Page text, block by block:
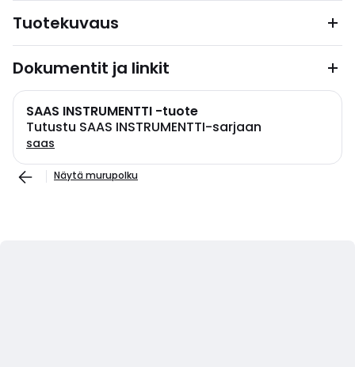
Tuotekuvaus
Dokumentit ja linkit
SAAS INSTRUMENTTI -tuote
Tutustu SAAS INSTRUMENTTI-sarjaan
saas
Näytä murupolku